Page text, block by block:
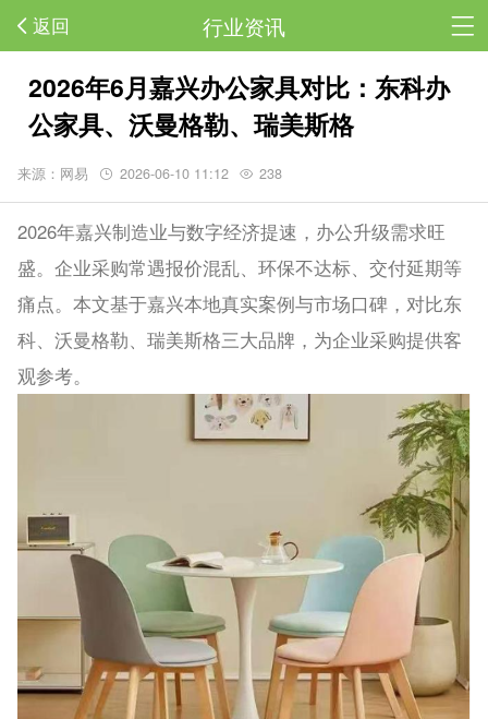
返回 行业资讯
2026年6月嘉兴办公家具对比：东科办
公家具、沃曼格勒、瑞美斯格
来源：网易 2026-06-10 11:12 238
2026年嘉兴制造业与数字经济提速，办公升级需求旺
盛。企业采购常遇报价混乱、环保不达标、交付延期等
痛点。本文基于嘉兴本地真实案例与市场口碑，对比东
科、沃曼格勒、瑞美斯格三大品牌，为企业采购提供客
观参考。